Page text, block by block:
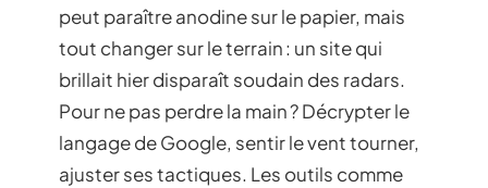
peut paraître anodine sur le papier, mais
tout changer sur le terrain : un site qui
brillait hier disparaît soudain des radars.
Pour ne pas perdre la main ? Décrypter le
langage de Google, sentir le vent tourner,
ajuster ses tactiques. Les outils comme